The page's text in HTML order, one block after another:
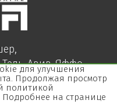
Авив-Яффо
для улучшения
Продолжая просмотр
политикой
на странице